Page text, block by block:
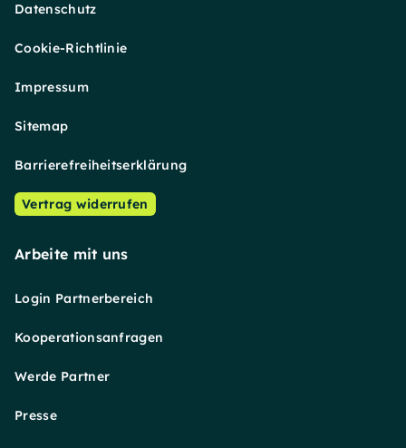
Datenschutz
Cookie-Richtlinie
Impressum
Sitemap
Barrierefreiheitserklärung
Vertrag widerrufen
Arbeite mit uns
Login Partnerbereich
Kooperationsanfragen
Werde Partner
Presse